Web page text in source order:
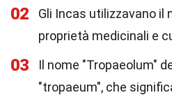
02
Gli Incas utilizzavano il
proprietà medicinali e
03
Il nome "Tropaeolum"
"tropaeum", che